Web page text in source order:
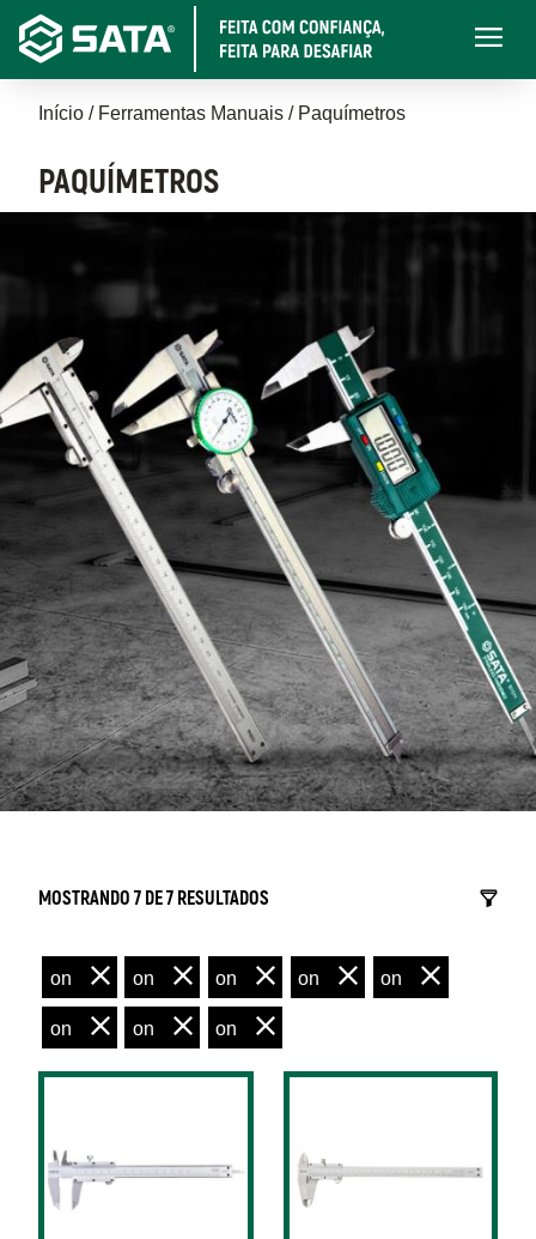
Pular
para
o
conteúdo
Main
Trilha
de
navegação
Início Ferramentas Manuais Paquímetros
PAQUÍMETROS
MOSTRANDO 7 DE 7 RESULTADOS
on on on on on
on on on